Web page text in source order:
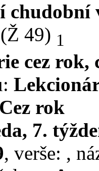
chudobní
(Ž 49) 1
cez
Cez rok
7.
, verše: ,